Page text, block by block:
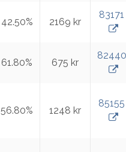
42.50% 2169 kr
83171
61.80% 675 kr
82440
56.80% 1248 kr
85155